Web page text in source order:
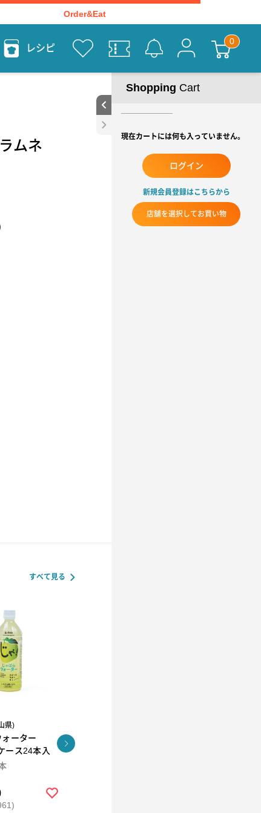
Order&Eat
レシピ
ムネ
すべて見る
県)
ォーター
ス24本入
Shopping Cart
現在カートには何も入っていません。
ログイン
新規会員登録はこちらから
店舗を選択してお買い物